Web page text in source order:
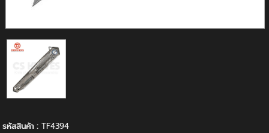
รหัสสินค้า :TF4394